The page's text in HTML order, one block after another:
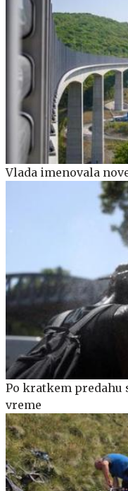
Vlada imenovala
Po kratkem predahu
vreme